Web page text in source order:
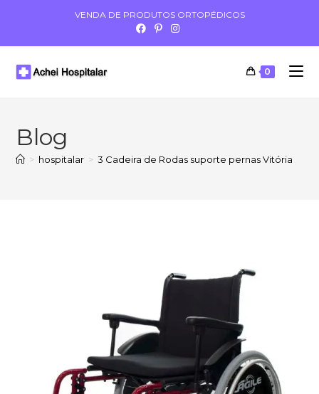
VENDA DE PRODUTOS ORTOPÉDICOS
0
Blog
> hospitalar > 3 Cadeira de Rodas suporte pernas Vitória